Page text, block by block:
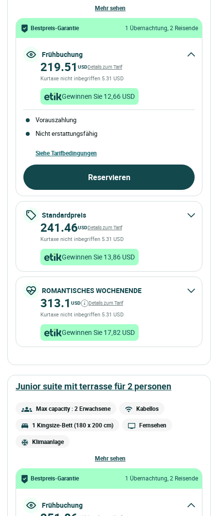
mehr sehen
Bestpreis-Garantie 1 Übernachtung, 2 Reisende
Frühbuchung
219.51 USDDetails zum Tarif
Kurtaxe nicht inbegriffen 5.31 USD
Gewinnen Sie 12,66 USD
Vorauszahlung
Nicht erstattungsfähig
Siehe Tarifbedingungen
Reservieren
Standardpreis
241.46USDDetails zum Tarif
Kurtaxe nicht inbegriffen 5.31 USD
Gewinnen Sie 13,86 USD
ROMANTISCHES WOCHENENDE
313.1 USD Details zum Tarif
Kurtaxe nicht inbegriffen 5.31 USD
Gewinnen Sie 17,82 USD
junior suite mit terrasse für 2 personen
Max capacity : 2 Erwachsene Kabellos
1 Kingsize-Bett (180 x 200 cm) Fernsehen
Klimaanlage
mehr sehen
Bestpreis-Garantie 1 Übernachtung, 2 Reisende
Frühbuchung